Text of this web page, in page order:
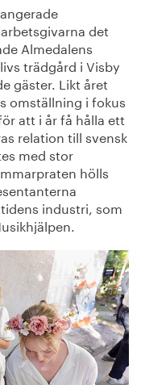
det
Almedalens
trädgård i Visby
gäster. Likt året
omställning i fokus
att i år få hålla ett
relation till svensk
med stor
hölls
industri, som